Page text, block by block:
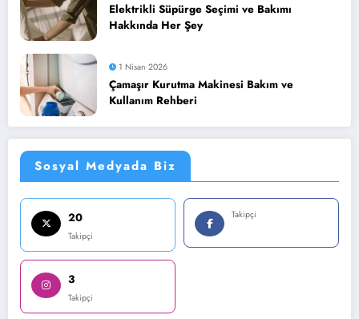
Elektrikli Süpürge Seçimi ve Bakımı
Hakkında Her Şey
1 Nisan 2026
Çamaşır Kurutma Makinesi Bakım ve
Kullanım Rehberi
Sosyal Medyada Biz
20
Takipçi
Takipçi
3
Takipçi